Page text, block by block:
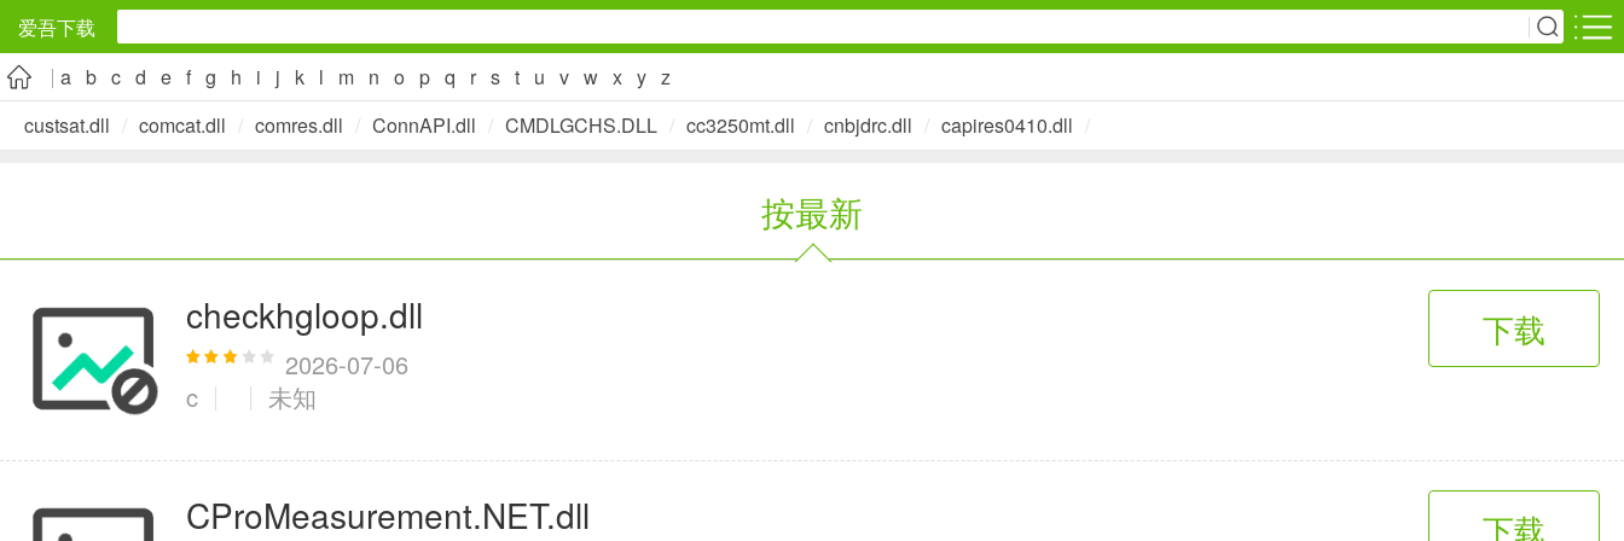
爱吾下载
安卓应用
旅游出行
社交通讯
2千+款应用
影音播放
实用工具
2万+款应用
6千+款应用
资讯阅读
1万+款应用
学习办公
生活服务
a b c d e f g h i j k l m n o p q r s t u v w x y z
custsat.dll / comcat.dll / comres.dll / ConnAPI.dll / CMDLGCHS.DLL / cc3250mt.dll / cnbjdrc.dll / capires0410.dll /
按最新
checkhgloop.dll
2026-07-06
c
未知
下载
CProMeasurement.NET.dll 下载